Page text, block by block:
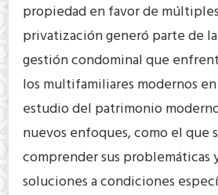
propiedad en favor de
privatización generó parte de
gestión condominal que
los multifamiliares modernos
estudio del patrimonio
nuevos enfoques, como el que
comprender sus problemáticas
soluciones a condiciones